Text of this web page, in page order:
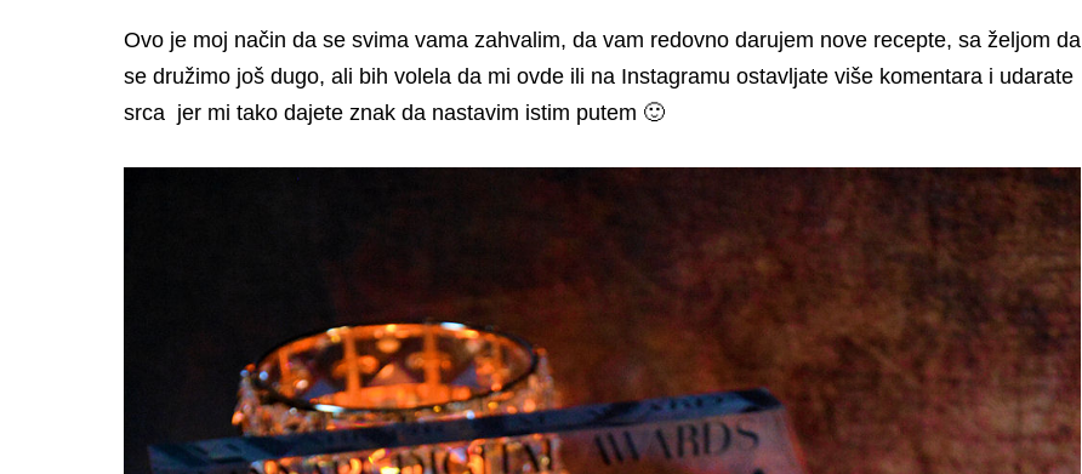
Ovo je moj način da se svima vama zahvalim, da vam redovno darujem nove recepte, sa željom da
se družimo još dugo, ali bih volela da mi ovde ili na Instagramu ostavljate više komentara i udarate
srca jer mi tako dajete znak da nastavim istim putem 🙂